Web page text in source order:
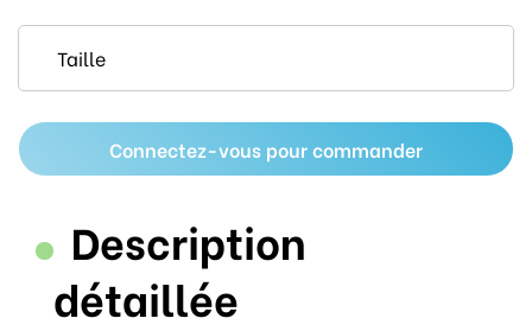
Connectez-vous pour commander
Description
détaillée